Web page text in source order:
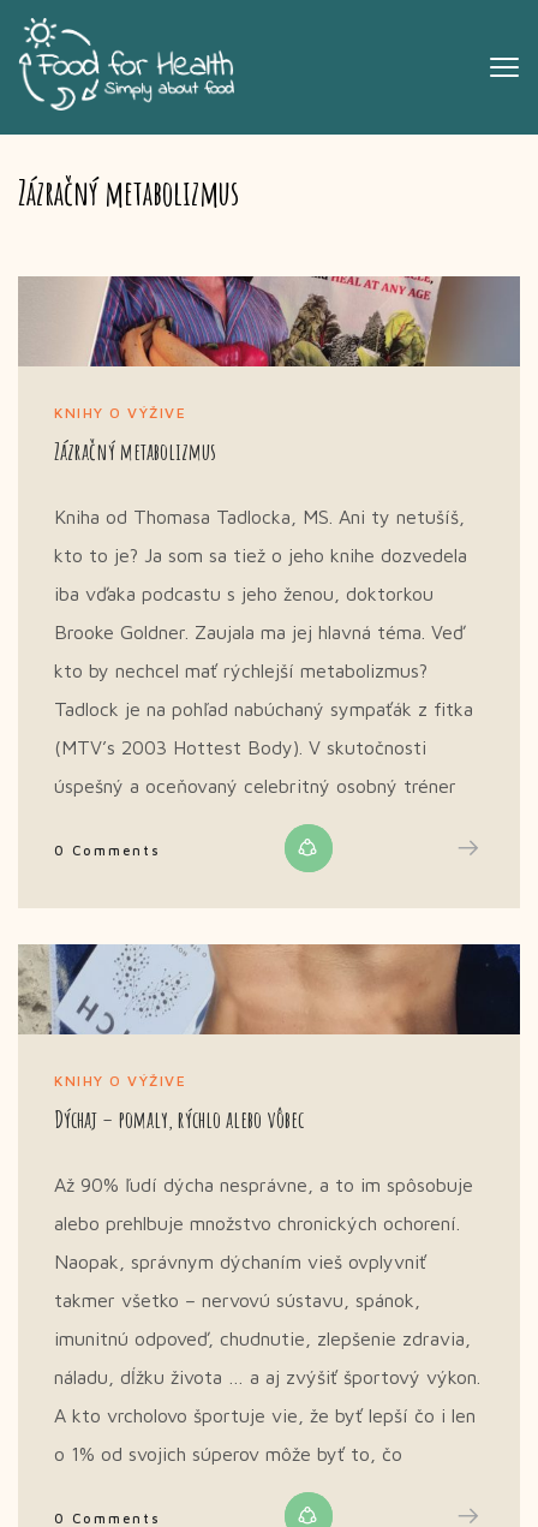
Zázračný metabolizmus
KNIHY O VÝŽIVE
Zázračný metabolizmus
Kniha od Thomasa Tadlocka, MS. Ani ty netušíš,
kto to je? Ja som sa tiež o jeho knihe dozvedela
iba vďaka podcastu s jeho ženou, doktorkou
Brooke Goldner. Zaujala ma jej hlavná téma. Veď
kto by nechcel mať rýchlejší metabolizmus?
Tadlock je na pohľad nabúchaný sympaťák z fitka
(MTV’s 2003 Hottest Body). V skutočnosti
úspešný a oceňovaný celebritný osobný tréner
0 Comments
KNIHY O VÝŽIVE
Dýchaj – pomaly, rýchlo alebo vôbec
Až 90% ľudí dýcha nesprávne, a to im spôsobuje
alebo prehlbuje množstvo chronických ochorení.
Naopak, správnym dýchaním vieš ovplyvniť
takmer všetko – nervovú sústavu, spánok,
imunitnú odpoveď, chudnutie, zlepšenie zdravia,
náladu, dĺžku života … a aj zvýšiť športový výkon.
A kto vrcholovo športuje vie, že byť lepší čo i len
o 1% od svojich súperov môže byť to, čo
0 Comments